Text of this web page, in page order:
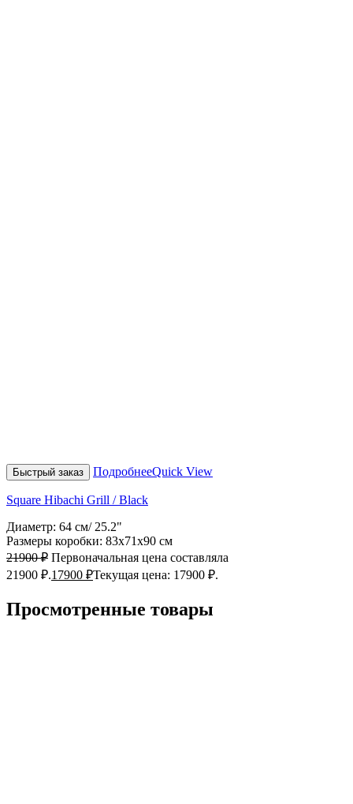
Быстрый заказ ПодробнееQuick View
Square Hibachi Grill / Black
Диаметр: 64 см/ 25.2"
Размеры коробки: 83х71х90 см
21900₽ Первоначальная цена составляла
21900 ₽.17900 ₽Текущая цена: 17900 ₽.
Просмотренные товары